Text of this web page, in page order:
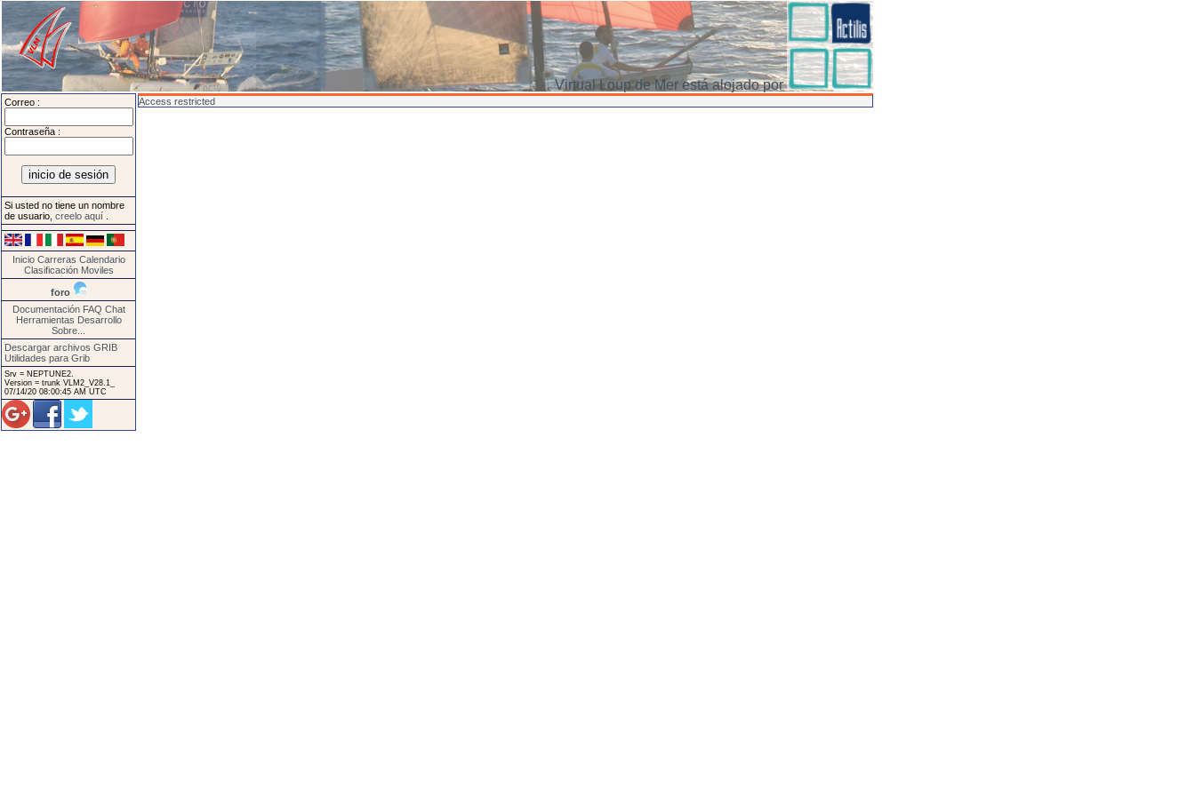
Virtual Loup de Mer está alojado por
Correo :
Contraseña :
Si usted no tiene un nombre
de usuario, creelo aquí
Inicio Carreras Calendario
Clasificación Moviles
foro
Documentación FAQ Chat
Herramientas Desarrollo
Sobre...
Descargar archivos GRIB
Utilidades para Grib
Srv = NEPTUNE2.
Version = trunk VLM2_V28.1_
07/14/20 08:00:45 AM UTC
Access restricted